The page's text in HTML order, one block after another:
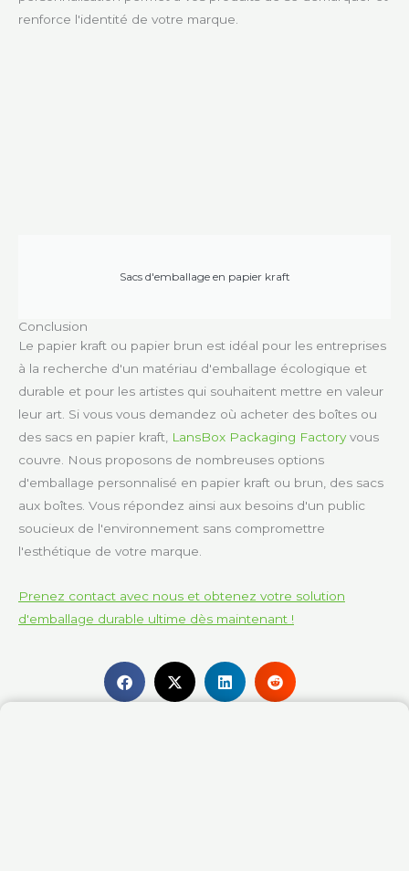
renforce l'identité de votre marque.
Sacs d'emballage en papier kraft
Conclusion
Le papier kraft ou papier brun est idéal pour les entreprises
à la recherche d'un matériau d'emballage écologique et
durable et pour les artistes qui souhaitent mettre en valeur
leur art. Si vous vous demandez où acheter des boîtes ou
des sacs en papier kraft, LansBox Packaging Factoryvous
couvre. Nous proposons de nombreuses options
d'emballage personnalisé en papier kraft ou brun, des sacs
aux boîtes. Vous répondez ainsi aux besoins d'un public
soucieux de l'environnement sans compromettre
l'esthétique de votre marque.
Prenez contact avec nous et obtenez votre solution
d'emballage durable ultime dès maintenant !